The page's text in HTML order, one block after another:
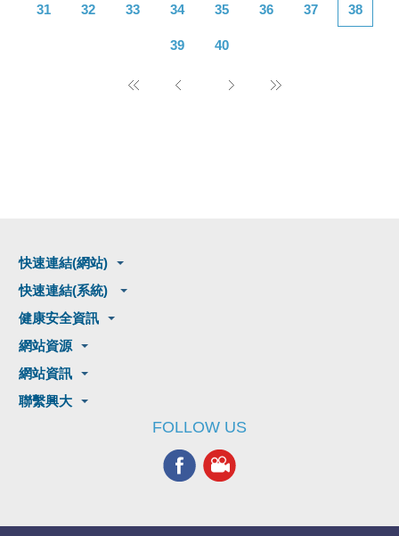
31 32 33 34 35 36 37 38
39 40
快速連結(網站)
快速連結(系統)
健康安全資訊
網站資源
網站資訊
聯繫興大
FOLLOW US